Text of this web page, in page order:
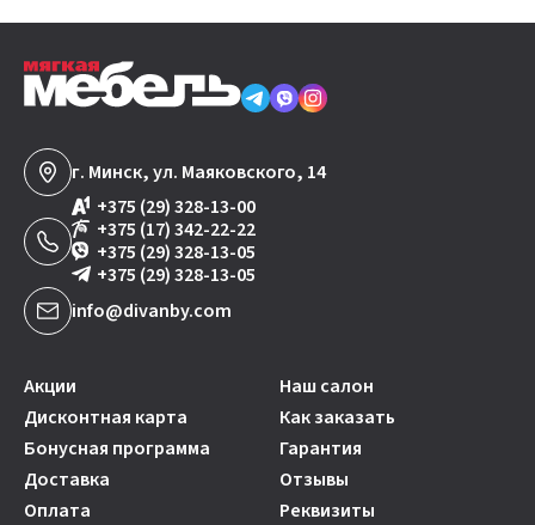
г. Минск, ул. Маяковского, 14
+375 (29) 328-13-00
+375 (17) 342-22-22
+375 (29) 328-13-05
+375 (29) 328-13-05
info@divanby.com
Акции
Наш салон
Дисконтная карта
Как заказать
Бонусная программа
Гарантия
Доставка
Отзывы
Оплата
Реквизиты